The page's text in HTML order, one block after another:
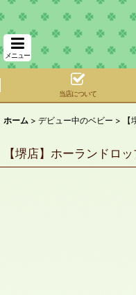
メニュー
当店について
ホーム > デビュー中のベビー >
【堺店】ホーランド